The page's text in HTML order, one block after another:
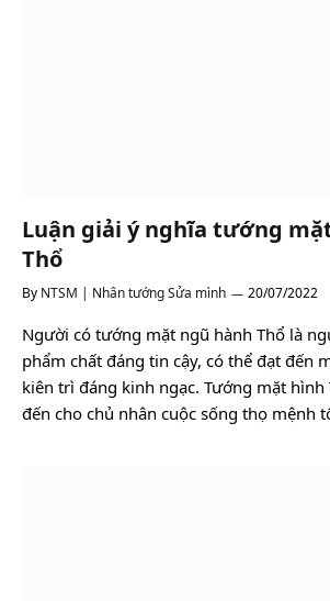
Luận giải ý nghĩa tướng
Thổ
By NTSM | Nhân tướng Sửa mình 20/07/2022
Người có tướng mặt ngũ hành Thổ là
phẩm chất đáng tin cậy, có thể đạt đến
kiên trì đáng kinh ngạc. Tướng mặt
đến cho chủ nhân cuộc sống thọ mệnh